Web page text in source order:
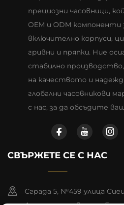
прециозни часовници,
OEM и ODM компоненти
включително корпуси,
гривни и пряпки. Ние
стабилно
на качеството и
глобални часовникови
с нас, за да обсъдите
СВЪРЖЕТЕ СЕ С НАС
Сграда 5, №459 улица